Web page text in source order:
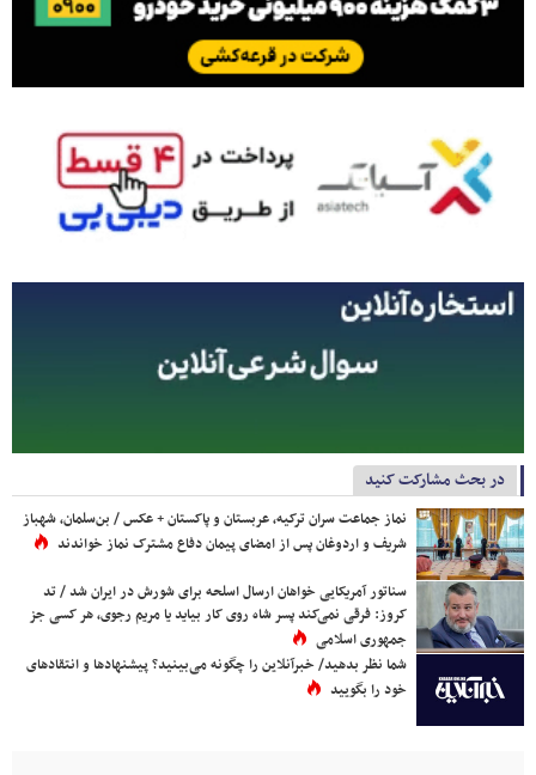
در بحث مشارکت کنید
نماز جماعت سران ترکیه، عربستان و پاکستان + عکس / بن‌سلمان، شهباز
شریف و اردوغان پس از امضای پیمان دفاع مشترک نماز خواندند
سناتور آمریکایی خواهان ارسال اسلحه برای شورش در ایران شد / تد
کروز: فرقی نمی‌کند پسر شاه روی کار بیاید یا مریم رجوی، هر کسی جز
جمهوری اسلامی
شما نظر بدهید/ خبرآنلاین را چگونه می‌بینید؟ پیشنهادها و انتقادهای
خود را بگویید